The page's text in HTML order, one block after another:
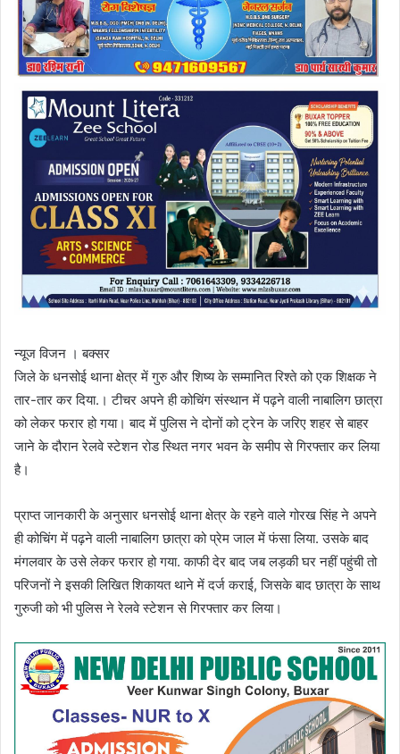
न्यूज विजन । बक्सर
जिले के धनसोई थाना क्षेत्र में गुरु और शिष्य के सम्मानित रिश्ते को एक शिक्षक ने
तार-तार कर दिया.। टीचर अपने ही कोचिंग संस्थान में पढ़ने वाली नाबालिग छात्रा
को लेकर फरार हो गया। बाद में पुलिस ने दोनों को ट्रेन के जरिए शहर से बाहर
जाने के दौरान रेलवे स्टेशन रोड स्थित नगर भवन के समीप से गिरफ्तार कर लिया
है।
प्राप्त जानकारी के अनुसार धनसोई थाना क्षेत्र के रहने वाले गोरख सिंह ने अपने
ही कोचिंग में पढ़ने वाली नाबालिग छात्रा को प्रेम जाल में फंसा लिया. उसके बाद
मंगलवार के उसे लेकर फरार हो गया. काफी देर बाद जब लड़की घर नहीं पहुंची तो
परिजनों ने इसकी लिखित शिकायत थाने में दर्ज कराई, जिसके बाद छात्रा के साथ
गुरुजी को भी पुलिस ने रेलवे स्टेशन से गिरफ्तार कर लिया।